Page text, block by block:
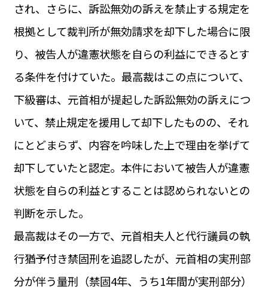
され、さらに、訴訟無効の訴えを禁止する規定を
根拠として裁判所が無効請求を却下した場合に限
り、被告人が違憲状態を自らの利益にできるとす
る条件を付けていた。最高裁はこの点について、
下級審は、元首相が提起した訴訟無効の訴えにつ
いて、禁止規定を援用して却下したものの、それ
にとどまらず、内容を吟味した上で理由を挙げて
却下していたと認定。本件において被告人が違憲
状態を自らの利益とすることは認められないとの
判断を示した。
最高裁はその一方で、元首相夫人と代行議員の執
行猶予付き禁固刑を追認したが、元首相の実刑部
分が伴う量刑（禁固4年、うち1年間が実刑部分）